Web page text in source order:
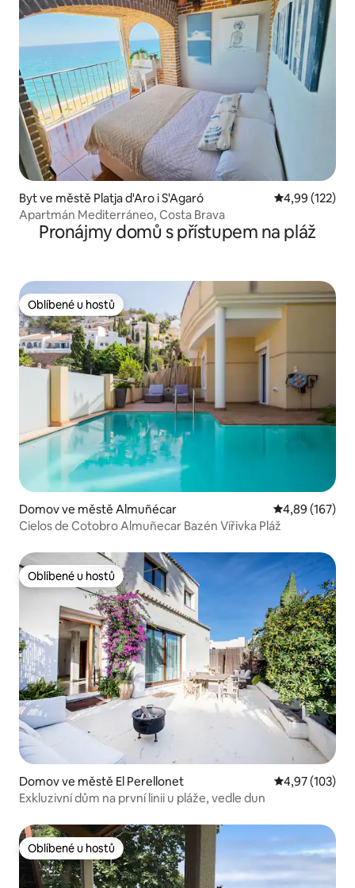
Byt ve městě Platja d'Aro i S'Agaró Průměrné
4,99 (122)
Apartmán Mediterráneo, Costa Brava
Pronájmy domů s přístupem na pláž
Oblíbené u hostů
Oblíbené u hostů
Domov ve městě Almuñécar Průměrné
4,89 (167)
Cielos de Cotobro Almuñecar Bazén Vířivka Pláž
Oblíbené u hostů
Oblíbené u hostů
Domov ve městě El Perellonet Průměrné
4,97 (103)
Exkluzivní dům na první linii u pláže, vedle dun
Oblíbené u hostů
Oblíbené u hostů